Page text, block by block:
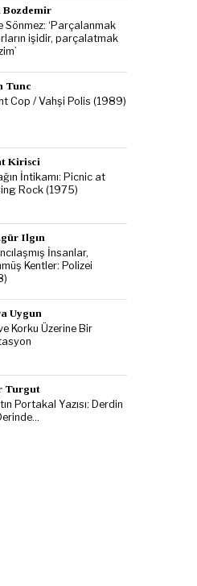
Bozdemir
Sönmez: ‘Parçalanmak
işidir, parçalatmak
Tunc
Cop / Vahşi Polis (1989)
Kirisci
İntikamı: Picnic at
Rock (1975)
Ilgın
İnsanlar,
Kentler: Polizei
Uygun
Korku Üzerine Bir
Turgut
Portakal Yazısı: Derdin